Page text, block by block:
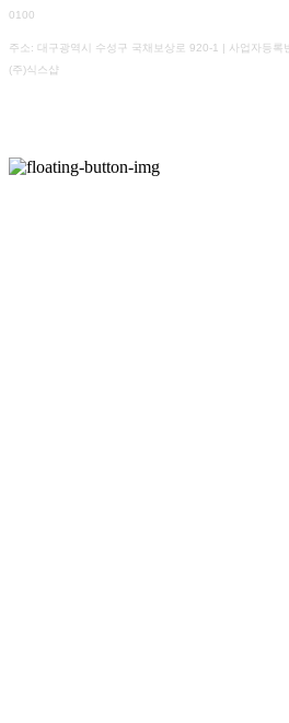
0100
주소: 대구광역시 수성구 국채보상로 920-1 | 사업자등록
(주)식스샵